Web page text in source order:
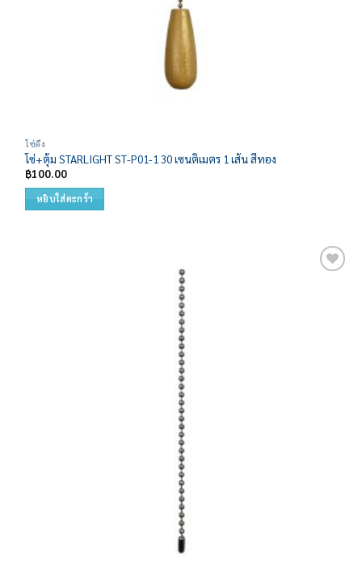
โซ่ดึง
โซ่+ตุ้ม STARLIGHT ST-P01-1 30 เซนติเมตร 1 เส้น สีทอง
฿100.00
หยิบใส่ตะกร้า